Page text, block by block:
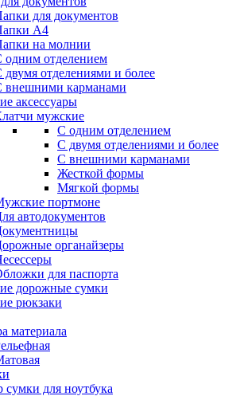
для документов
А4
на молнии
одним отделением
двумя отделениями и более
внешними карманами
аксессуары
мужские
С одним отделением
С двумя отделениями и более
С внешними карманами
Жесткой формы
Мягкой формы
портмоне
автодокументов
органайзеры
для паспорта
дорожные сумки
рюкзаки
материала
сумки для ноутбука